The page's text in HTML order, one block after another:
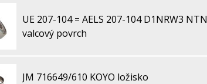
UE 207-104 = AELS 207-104 D1NRW3 NTN
valcový povrch
JM 716649/610 KOYO ložisko